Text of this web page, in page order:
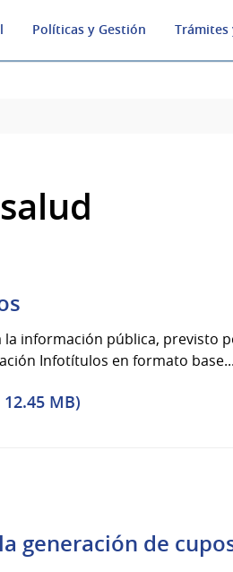
Políticas y Gestión Trámites
información pública, previsto
Infotítulos en formato base...
MB)
generación de